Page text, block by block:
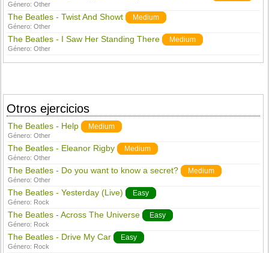
Género:Other
The Beatles - Twist And Showt Medium
Género:Other
The Beatles - I Saw Her Standing There Medium
Género:Other
Otros ejercicios
The Beatles - Help Medium
Género:Other
The Beatles - Eleanor Rigby Medium
Género:Other
The Beatles - Do you want to know a secret? Medium
Género:Other
The Beatles - Yesterday (Live) Easy
Género: Rock
The Beatles - Across The Universe Easy
Género: Rock
The Beatles - Drive My Car Easy
Género: Rock